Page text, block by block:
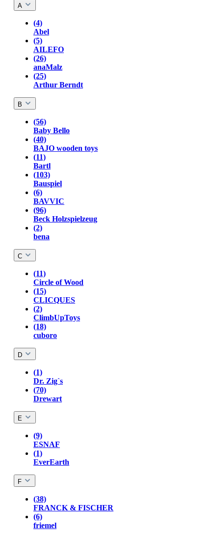
A
(4)
Abel
(5)
AILEFO
(26)
anaMalz
(25)
Arthur Berndt
B
(56)
Baby Bello
(40)
BAJO wooden toys
(11)
Bartl
(103)
Bauspiel
(6)
BAVVIC
(96)
Beck Holzspielzeug
(2)
bena
C
(11)
Circle of Wood
(15)
CLICQUES
(2)
ClimbUpToys
(18)
cuboro
D
(1)
Dr. Zig`s
(70)
Drewart
E
(9)
ESNAF
(1)
EverEarth
F
(38)
FRANCK & FISCHER
(6)
friemel